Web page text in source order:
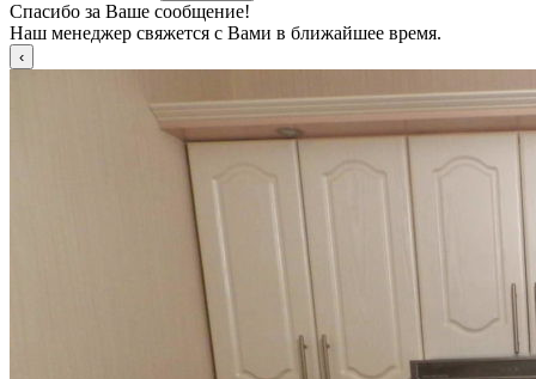
Спасибо за Ваше сообщение!
Наш менеджер свяжется с Вами в ближайшее время.